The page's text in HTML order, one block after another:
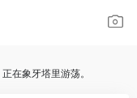
在象牙塔里游荡。